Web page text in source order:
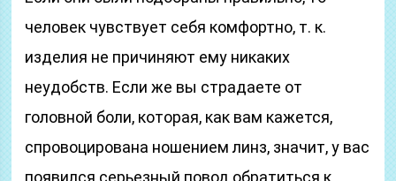
человек чувствует себя комфортно, т. к.
изделия не причиняют ему никаких
неудобств. Если же вы страдаете от
головной боли, которая, как вам кажется,
спровоцирована ношением линз, значит, у вас
появился серьезный повод обратиться к